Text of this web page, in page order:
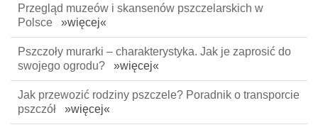
Przegląd muzeów i skansenów pszczelarskich w
Polsce »więcej«
Pszczoły murarki – charakterystyka. Jak je zaprosić do
swojego ogrodu? »więcej«
Jak przewozić rodziny pszczele? Poradnik o transporcie
pszczół »więcej«